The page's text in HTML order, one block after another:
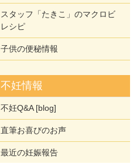
スタッフ「たきこ」のマクロビ
レシピ
子供の便秘情報
不妊情報
不妊Q&A [blog]
直筆お喜びのお声
最近の妊娠報告